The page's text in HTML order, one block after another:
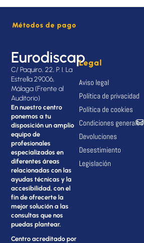
Métodos de pago
Eurodiscap
C/ Paquiro, 22, P. I. La
Estrella 29006,
Málaga (Frente al
Auditorio)
En nuestro centro
ponemos a tu
disposición un amplio
equipo de
profesionales
especializados en
diferentes áreas
relacionadas con las
ayudas técnicas y la
accesibilidad, con el
fin de ofrecerte la
mejor solución a las
consultas que nos
puedas plantear.
Centro acreditado por
Legal
Aviso legal
Política de privacidad
Política de cookies
Condiciones generales
Devoluciones
Desestimiento
Legislación